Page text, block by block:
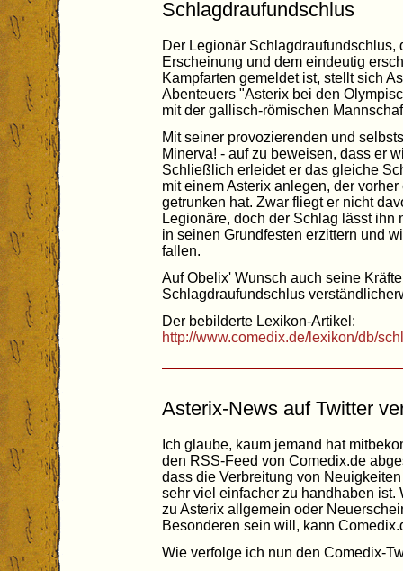
Schlagdraufundschlus
Der Legionär Schlagdraufundschlus,
Erscheinung und dem eindeutig
Kampfarten gemeldet ist, stellt sich
Abenteuers "Asterix bei den
mit der gallisch-römischen
Mit seiner provozierenden und
Minerva! - auf zu beweisen, dass er
Schließlich erleidet er das gleiche
mit einem Asterix anlegen, der
getrunken hat. Zwar fliegt er nicht
Legionäre, doch der Schlag lässt ihn
in seinen Grundfesten erzittern und
fallen.
Auf Obelix' Wunsch auch seine
Schlagdraufundschlus
Der bebilderte Lexikon-Artikel:
http://www.comedix.de/lexikon/db/
Asterix-News auf Twitter
Ich glaube, kaum jemand hat
den RSS-Feed von Comedix.de
dass die Verbreitung von
sehr viel einfacher zu handhaben ist.
zu Asterix allgemein oder
Besonderen sein will, kann
Wie verfolge ich nun den Comedix-